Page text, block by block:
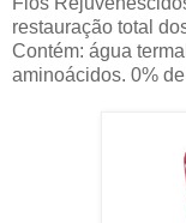
restauração total
Contém: água
aminoácidos. 0%